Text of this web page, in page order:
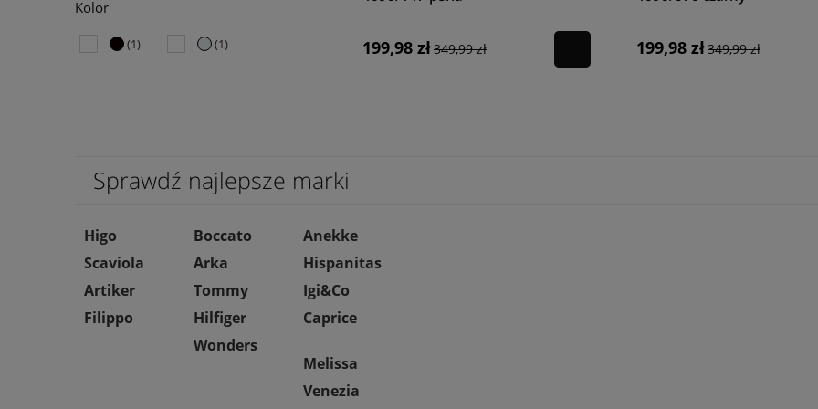
piękne dodatki. Nie mniej ważne jest znakomite wykonanie i trwałość wysokiej jakości materiałów. Już teraz sprawdź zróżnicowaną
Kolor
(1) (1) 199,98 zł349,99 zł 199,98 zł349,99 zł
Sprawdź najlepsze marki
Higo
Scaviola
Artiker
Filippo
Boccato
Arka
Tommy
Hilfiger
Wonders
Anekke
Hispanitas
Igi&Co
Caprice
Melissa
Venezia